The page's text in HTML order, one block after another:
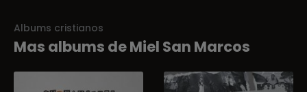
Albums cristianos
Mas albums de Miel San Marcos